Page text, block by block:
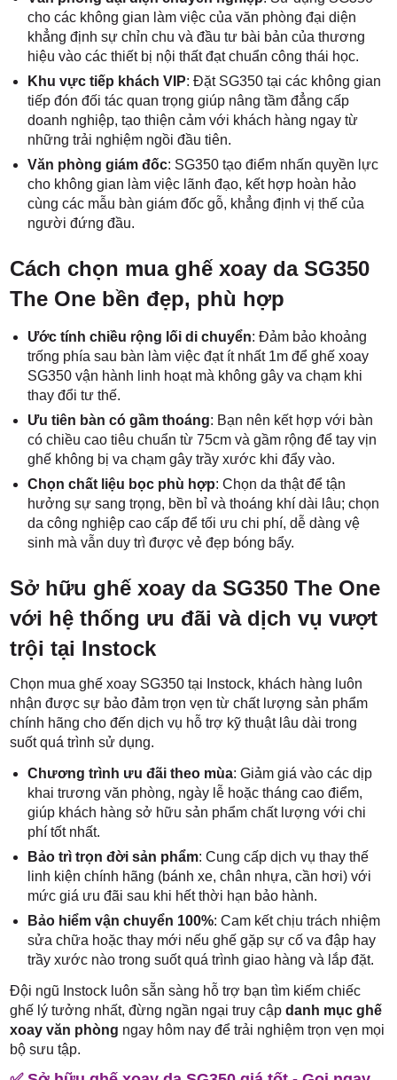
cho các không gian làm việc của văn phòng đại diện
khẳng định sự chỉn chu và đầu tư bài bản của thương
hiệu vào các thiết bị nội thất đạt chuẩn công thái học.
Khu vực tiếp khách VIP: Đặt SG350 tại các không gian
tiếp đón đối tác quan trọng giúp nâng tầm đẳng cấp
doanh nghiệp, tạo thiện cảm với khách hàng ngay từ
những trải nghiệm ngồi đầu tiên.
Văn phòng giám đốc: SG350 tạo điểm nhấn quyền lực
cho không gian làm việc lãnh đạo, kết hợp hoàn hảo
cùng các mẫu bàn giám đốc gỗ, khẳng định vị thế của
người đứng đầu.
Cách chọn mua ghế xoay da SG350
The One bền đẹp, phù hợp
Ước tính chiều rộng lối di chuyển: Đảm bảo khoảng
trống phía sau bàn làm việc đạt ít nhất 1m để ghế xoay
SG350 vận hành linh hoạt mà không gây va chạm khi
thay đổi tư thế.
Ưu tiên bàn có gầm thoáng: Bạn nên kết hợp với bàn
có chiều cao tiêu chuẩn từ 75cm và gầm rộng để tay vịn
ghế không bị va chạm gây trầy xước khi đẩy vào.
Chọn chất liệu bọc phù hợp: Chọn da thật để tận
hưởng sự sang trọng, bền bỉ và thoáng khí dài lâu; chọn
da công nghiệp cao cấp để tối ưu chi phí, dễ dàng vệ
sinh mà vẫn duy trì được vẻ đẹp bóng bẩy.
Sở hữu ghế xoay da SG350 The One
với hệ thống ưu đãi và dịch vụ vượt
trội tại Instock
Chọn mua ghế xoay SG350 tại Instock, khách hàng luôn
nhận được sự bảo đảm trọn vẹn từ chất lượng sản phẩm
chính hãng cho đến dịch vụ hỗ trợ kỹ thuật lâu dài trong
suốt quá trình sử dụng.
Chương trình ưu đãi theo mùa: Giảm giá vào các dịp
khai trương văn phòng, ngày lễ hoặc tháng cao điểm,
giúp khách hàng sở hữu sản phẩm chất lượng với chi
phí tốt nhất.
Bảo trì trọn đời sản phẩm: Cung cấp dịch vụ thay thế
linh kiện chính hãng (bánh xe, chân nhựa, cần hơi) với
mức giá ưu đãi sau khi hết thời hạn bảo hành.
Bảo hiểm vận chuyển 100%: Cam kết chịu trách nhiệm
sửa chữa hoặc thay mới nếu ghế gặp sự cố va đập hay
trầy xước nào trong suốt quá trình giao hàng và lắp đặt.
Đội ngũ Instock luôn sẵn sàng hỗ trợ bạn tìm kiếm chiếc
ghế lý tưởng nhất, đừng ngần ngại truy cậpdanh mục ghế
xoay văn phòng ngay hôm nay để trải nghiệm trọn vẹn mọi
bộ sưu tập.